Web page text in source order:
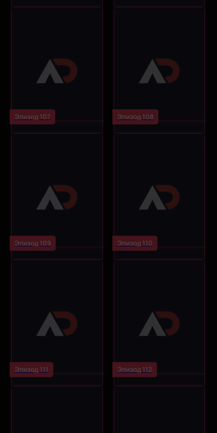
Эпизод 107 Эпизод 108
Эпизод 109 Эпизод 110
Эпизод 111 Эпизод 112